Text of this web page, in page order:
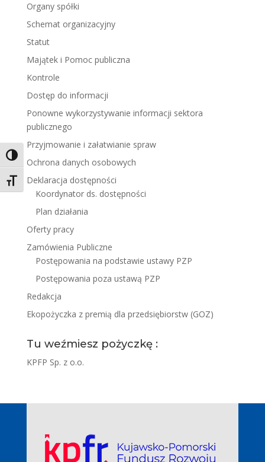
Toggle High Contrast
Toggle Font size
Organy spółki
Schemat organizacyjny
Statut
Majątek i Pomoc publiczna
Kontrole
Dostęp do informacji
Ponowne wykorzystywanie informacji sektora
publicznego
Przyjmowanie i załatwianie spraw
Ochrona danych osobowych
Deklaracja dostępności
Koordynator ds. dostępności
Plan działania
Oferty pracy
Zamówienia Publiczne
Postępowania na podstawie ustawy PZP
Postępowania poza ustawą PZP
Redakcja
Ekopożyczka z premią dla przedsiębiorstw (GOZ)
Tu weźmiesz pożyczkę :
KPFP Sp. z o.o.